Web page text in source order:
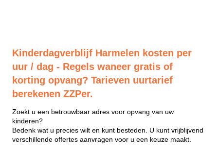
Kinderdagverblijf Harmelen kosten per
uur / dag - Regels waneer gratis of
korting opvang? Tarieven uurtarief
berekenen ZZPer.
Zoekt u een betrouwbaar adres voor opvang van uw
kinderen?
Bedenk wat u precies wilt en kunt besteden. U kunt vrijblijvend
verschillende offertes aanvragen voor u een keuze maakt.